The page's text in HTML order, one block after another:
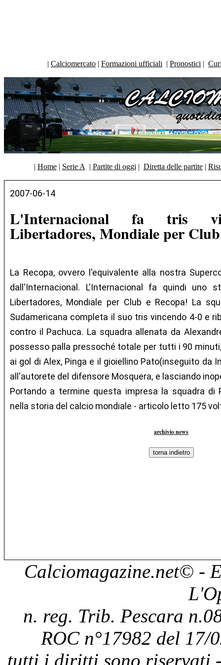
| Calciomercato | Formazioni ufficiali | Pronostici |
| Home| Serie A | Partite di oggi | Diretta delle partite|
2007-06-14
L'Internacional fa tris
Libertadores, Mondiale per
La Recopa, ovvero l'equivalente alla nostra
dall'Internacional. L'Internacional fa quindi uno
Libertadores, Mondiale per Club e Recopa! La
Sudamericana completa il suo tris vincendo 4-0 e
contro il Pachuca. La squadra allenata da
possesso palla pressoché totale per tutti i 90
ai gol di Alex, Pinga e il gioiellino Pato(inseguito da
all'autorete del difensore Mosquera, e lasciando
Portando a termine questa impresa la squadra di
nella storia del calcio mondiale - articolo letto 175
archivio news
Calciomagazine.net© -
n. reg. Trib. Pescara
ROC n°17982 del 17/
tutti i diritti sono riservati